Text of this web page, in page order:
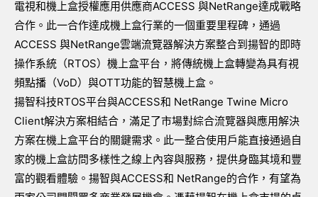
電視和機上盒授權應用供應商ACCESS 與NetRange達成戰略
合作。此一合作達成機上盒行業的一個重要里程碑，通過
ACCESS 與NetRange雲端流覽器解決方案整合到揚智的即時
操作系統（RTOS）機上盒平台，將傳統機上盒轉變為具有視
頻點播（VoD）與OTT功能的智慧機上盒。
揚智科技RTOS平台與ACCESS和 NetRange Twine Micro
Client解決方案相結合，滿足了市場對綜合流覽器與應用解決
方案在機上盒平台的關鍵需求。此一整合使用戶能直接通過自
家的機上盒訪問多樣性之線上內容與服務，提供身臨其境和豐
富的觀看體驗。揚智與ACCESS和 NetRange的合作，有望為